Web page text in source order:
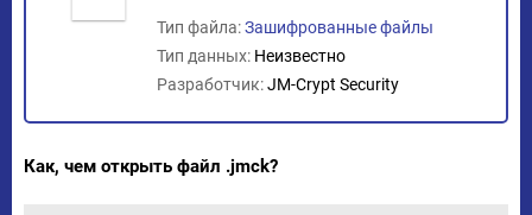
Тип файла:Зашифрованные файлы
Тип данных: Неизвестно
Разработчик:JM-Crypt Security
Как, чем открыть файл .jmck?